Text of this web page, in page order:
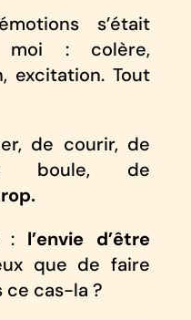
s’était
moi : colère,
excitation. Tout
de courir, de
boule, de
: l’envie d’être
que de faire
ce cas-la ?